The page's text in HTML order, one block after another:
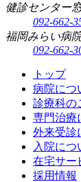
健診センター
092-662-
福岡みらい病
092-662-
トップ
病院につ
診療科の
専門治療
外来受診
入院につ
在宅サー
採用情報